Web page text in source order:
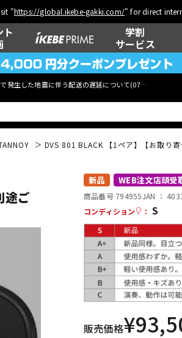
"https://global.ikebe-gakki.com/" for direct
ト
学割
サービス
で発生した地震に伴う配送の遅延について(07月29日
ウクレレ
その他楽器
ンラ
品
レコーディン
グ機器
DVS 801 BLACK 【1ペア】【お取り
途ご
新品 WEB注文店頭受
商品番号 794955JAN ：
コンディション
： S
販売価格¥